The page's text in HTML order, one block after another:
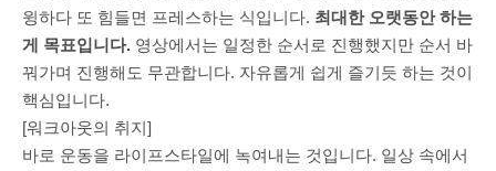
윙하다 또 힘들면 프레스하는 식입니다. 최대한 오랫동안 하는
게 목표입니다. 영상에서는 일정한 순서로 진행했지만 순서 바
꿔가며 진행해도 무관합니다. 자유롭게 쉽게 즐기듯 하는 것이
핵심입니다.
[워크아웃의 취지]
바로 운동을 라이프스타일에 녹여내는 것입니다. 일상 속에서